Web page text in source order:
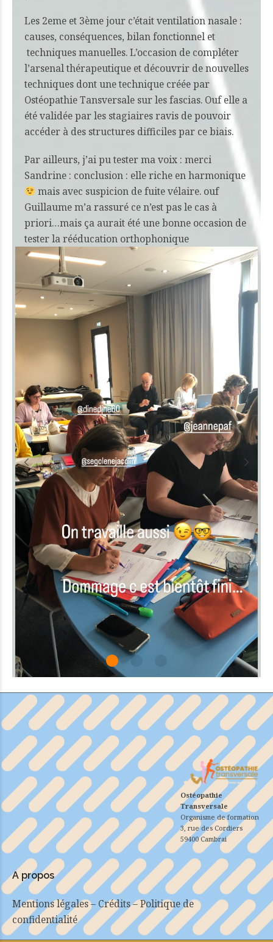
Les 2eme et 3ème jour c’était ventilation nasale :
causes, conséquences, bilan fonctionnel et
techniques manuelles. L’occasion de compléter
l’arsenal thérapeutique et découvrir de nouvelles
techniques dont une technique créée par
Ostéopathie Tansversale sur les fascias. Ouf elle a
été validée par les stagiaires ravis de pouvoir
accéder à des structures difficiles par ce biais.
Par ailleurs, j’ai pu tester ma voix : merci
Sandrine : conclusion : elle riche en harmonique
mais avec suspicion defuite vélaire. ouf
Guillaume m’a rassuré ce n’est pas le cas à
priori…mais ça aurait été une bonne occasion de
tester la rééducation orthophonique
Ostéopathie
Transversale
Organisme de formation
3, rue des Cordiers
59400 Cambrai
A propos
Mentions légales – Crédits – Politique de
confidentialité